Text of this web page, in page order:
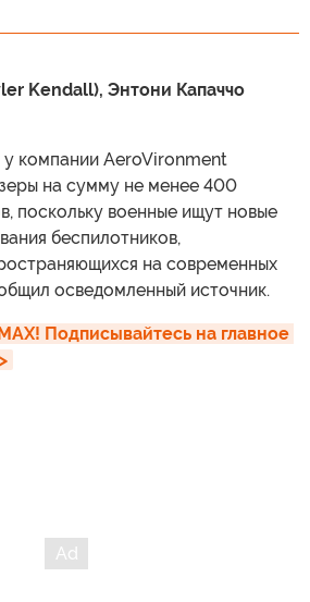
Kendall), Энтони Капаччо
компании AeroVironment
на сумму не менее 400
поскольку военные ищут новые
беспилотников,
на современных
осведомленный источник.
Подписывайтесь на главное